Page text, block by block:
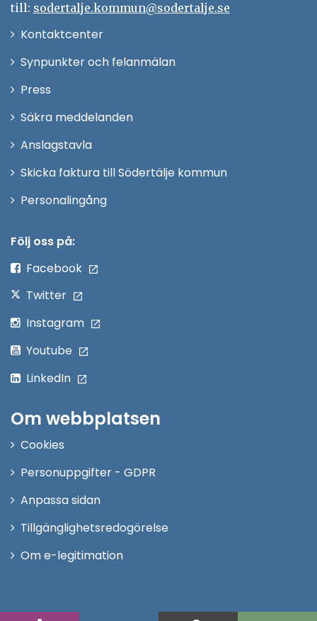
till: sodertalje.kommun@sodertalje.se
KontaktcenterÖppna
Synpunkter och felanmälan
Press
fönster
Säkra meddelanden
Anslagstavla
Skicka faktura till Södertälje kommun
PersonalingångÖppna
Följ oss på:
Facebook
Twitter
Instagram
Youtube
LinkedIn
Om webbplatsen
Cookies
Personuppgifter - GDPR
Anpassa sidan
Tillgänglighetsredogörelse
Om e-legitimation